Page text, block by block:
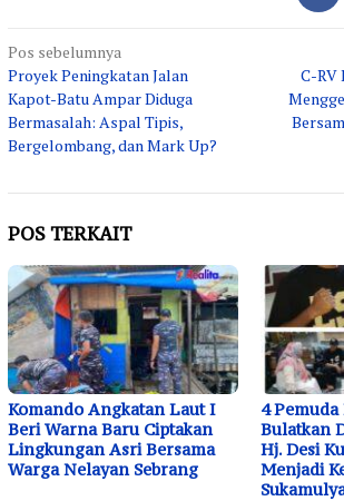
Navigasi
pos
Pos sebelumnya
Proyek Peningkatan Jalan
Kapot-Batu Ampar Diduga
Bermasalah: Aspal Tipis,
Bergelombang, dan Mark Up?
C-RV
POS TERKAIT
Komando Angkatan Laut I
Beri Warna Baru Ciptakan
Lingkungan Asri Bersama
Warga Nelayan Sebrang
4
Bulatkan
Hj. Desi
Menjadi